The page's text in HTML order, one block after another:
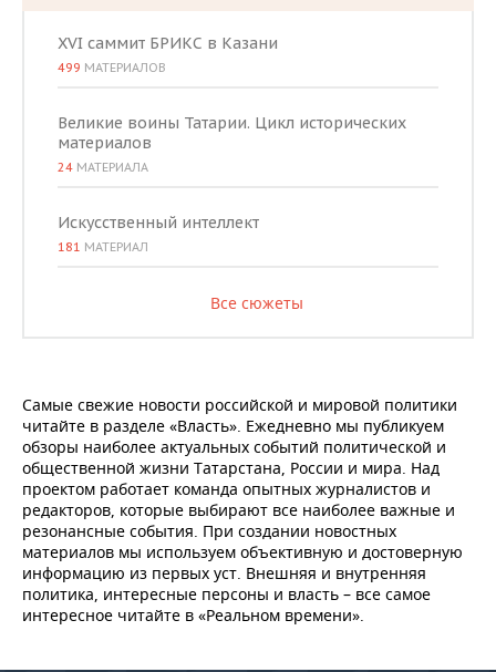
XVI саммит БРИКС в Казани
499 МАТЕРИАЛОВ
Великие воины Татарии. Цикл исторических
материалов
24 МАТЕРИАЛА
Искусственный интеллект
181 МАТЕРИАЛ
Все сюжеты
Самые свежие новости российской и мировой политики
читайте в разделе «Власть». Ежедневно мы публикуем
обзоры наиболее актуальных событий политической и
общественной жизни Татарстана, России и мира. Над
проектом работает команда опытных журналистов и
редакторов, которые выбирают все наиболее важные и
резонансные события. При создании новостных
материалов мы используем объективную и достоверную
информацию из первых уст. Внешняя и внутренняя
политика, интересные персоны и власть – все самое
интересное читайте в «Реальном времени».